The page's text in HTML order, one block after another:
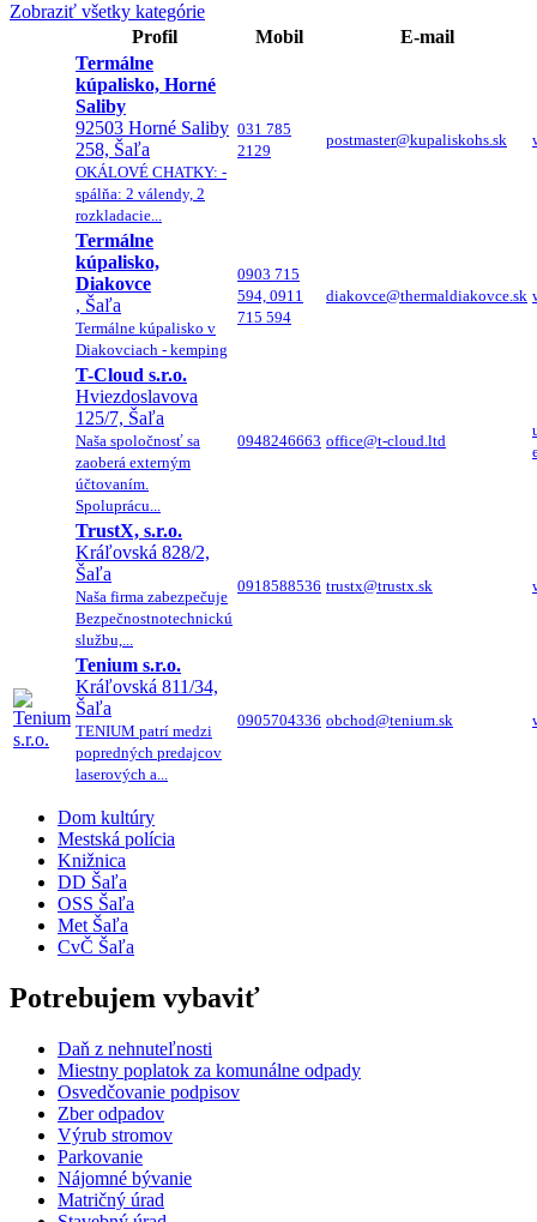
Zobraziť všetky kategórie
Profil
Mobil
E-mail
Termálne
kúpalisko, Horné
Saliby
92503 Horné Saliby
258, Šaľa
OKÁLOVÉ CHATKY: -
spálňa: 2 válendy, 2
rozkladacie...
031 785
2129
postmaster@kupaliskohs.sk
Termálne
kúpalisko,
Diakovce
, Šaľa
Termálne kúpalisko v
Diakovciach - kemping
0903 715
594, 0911
715 594
diakovce@thermaldiakovce.sk
T-Cloud s.r.o.
Hviezdoslavova
125/7, Šaľa
Naša spoločnosť sa
zaoberá externým
účtovaním.
Spoluprácu...
0948246663 office@t-cloud.ltd
TrustX, s.r.o.
Kráľovská 828/2,
Šaľa
Naša firma zabezpečuje
Bezpečnostnotechnickú
službu,...
0918588536 trustx@trustx.sk
Tenium s.r.o.
Kráľovská 811/34,
Šaľa
TENIUM patrí medzi
popredných predajcov
laserových a...
0905704336 obchod@tenium.sk
Dom kultúry
Mestská polícia
Knižnica
DD Šaľa
OSS Šaľa
Met Šaľa
CvČ Šaľa
Potrebujem vybaviť
Daň z nehnuteľnosti
Miestny poplatok za komunálne odpady
Osvedčovanie podpisov
Zber odpadov
Výrub stromov
Parkovanie
Nájomné bývanie
Matričný úrad